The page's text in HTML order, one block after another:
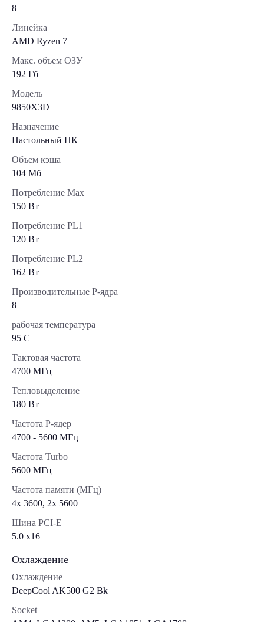
8
Линейка
AMD Ryzen 7
Макс. объем ОЗУ
192 Гб
Модель
9850X3D
Назначение
Настольный ПК
Объем кэша
104 Мб
Потребление Max
150 Вт
Потребление PL1
120 Вт
Потребление PL2
162 Вт
Производительные Р-ядра
8
рабочая температура
95 C
Тактовая частота
4700 МГц
Тепловыделение
180 Вт
Частота P-ядер
4700 - 5600 МГц
Частота Turbo
5600 МГц
Частота памяти (МГц)
4x 3600, 2x 5600
Шина PCI-E
5.0 x16
Охлаждение
Охлаждение
DeepCool AK500 G2 Bk
Socket